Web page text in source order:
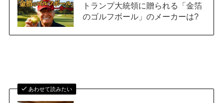
トランプ大統領に贈られる「金箔
のゴルフボール」のメーカーは?
あわせて読みたい